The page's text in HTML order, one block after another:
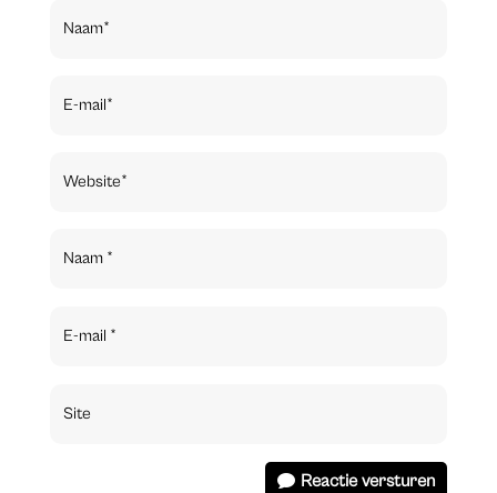
Reactie versturen